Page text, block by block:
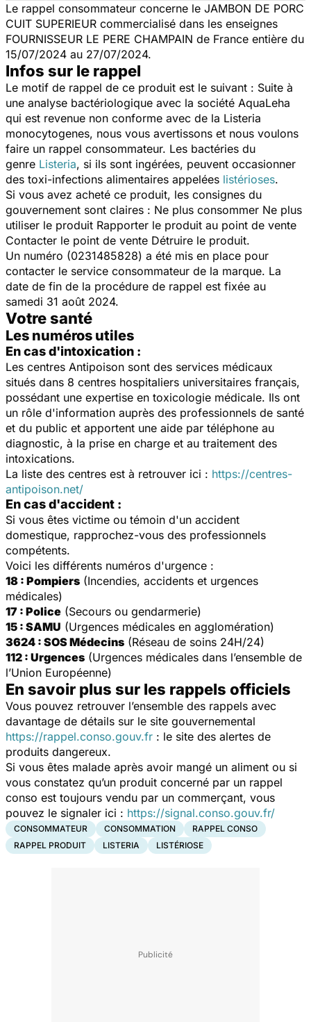
Le rappel consommateur concerne le JAMBON DE PORC
CUIT SUPERIEUR commercialisé dans les enseignes
FOURNISSEUR LE PERE CHAMPAIN de France entière du
15/07/2024 au 27/07/2024.
Infos sur le rappel
Le motif de rappel de ce produit est le suivant : Suite à
une analyse bactériologique avec la société AquaLeha
qui est revenue non conforme avec de la Listeria
monocytogenes, nous vous avertissons et nous voulons
faire un rappel consommateur. Les bactéries du
genre Listeria, si ils sont ingérées, peuvent occasionner
des toxi-infections alimentaires appelées listérioses.
Si vous avez acheté ce produit, les consignes du
gouvernement sont claires : Ne plus consommer Ne plus
utiliser le produit Rapporter le produit au point de vente
Contacter le point de vente Détruire le produit.
Un numéro (0231485828) a été mis en place pour
contacter le service consommateur de la marque. La
date de fin de la procédure de rappel est fixée au
samedi 31 août 2024.
Votre santé
Les numéros utiles
En cas d'intoxication :
Les centres Antipoison sont des services médicaux
situés dans 8 centres hospitaliers universitaires français,
possédant une expertise en toxicologie médicale. Ils ont
un rôle d'information auprès des professionnels de santé
et du public et apportent une aide par téléphone au
diagnostic, à la prise en charge et au traitement des
intoxications.
La liste des centres est à retrouver ici : https://centres-
antipoison.net/
En cas d'accident :
Si vous êtes victime ou témoin d'un accident
domestique, rapprochez-vous des professionnels
compétents.
Voici les différents numéros d'urgence :
18 : Pompiers (Incendies, accidents et urgences
médicales)
17 : Police (Secours ou gendarmerie)
15 : SAMU (Urgences médicales en agglomération)
3624 : SOS Médecins (Réseau de soins 24H/24)
112 : Urgences (Urgences médicales dans l’ensemble de
l’Union Européenne)
En savoir plus sur les rappels officiels
Vous pouvez retrouver l’ensemble des rappels avec
davantage de détails sur le site gouvernemental
https://rappel.conso.gouv.fr : le site des alertes de
produits dangereux.
Si vous êtes malade après avoir mangé un aliment ou si
vous constatez qu’un produit concerné par un rappel
conso est toujours vendu par un commerçant, vous
pouvez le signaler ici : https://signal.conso.gouv.fr/
CONSOMMATEUR CONSOMMATION
RAPPEL CONSO
RAPPEL PRODUIT
LISTERIA LISTÉRIOSE